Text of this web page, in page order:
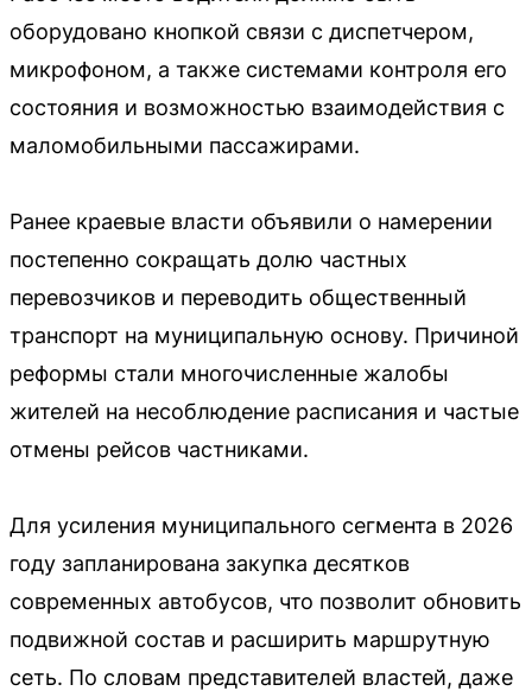
оборудовано кнопкой связи с диспетчером,
микрофоном, а также системами контроля его
состояния и возможностью взаимодействия с
маломобильными пассажирами.
Ранее краевые власти объявили о намерении
постепенно сокращать долю частных
перевозчиков и переводить общественный
транспорт на муниципальную основу. Причиной
реформы стали многочисленные жалобы
жителей на несоблюдение расписания и частые
отмены рейсов частниками.
Для усиления муниципального сегмента в 2026
году запланирована закупка десятков
современных автобусов, что позволит обновить
подвижной состав и расширить маршрутную
сеть. По словам представителей властей, даже